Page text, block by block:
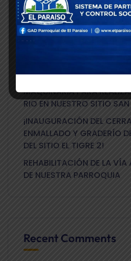
CONTRIBUYENDO AL
VIALIDAD Y AL
PARROQUIA
VILLA SECA
MAQUINARIA PARA
RIO EN NUESTRO SITIO
¡INAUGURACIÓN DEL
ENMALLADO Y GRADERÍO
DEL SITIO EL TIGRE 2!
REHABILITACIÓN DE LA VÍA
DE NUESTRA PARROQUIA
Recent Comments